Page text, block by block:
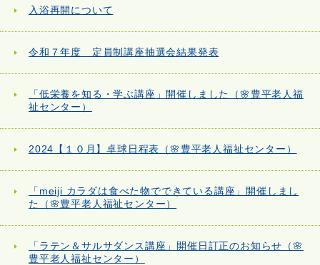
入浴再開について
令和７年度 定員制講座抽選会結果発表
「低栄養を知る・学ぶ講座」開催しました（🌸豊平老人福
祉センター）
2024【１０月】卓球日程表（🌸豊平老人福祉センター）
「meiji カラダは食べた物でできている講座」開催しまし
た（🌸豊平老人福祉センター）
「ラテン＆サルサダンス講座」開催日訂正のお知らせ（🌸
豊平老人福祉センター）